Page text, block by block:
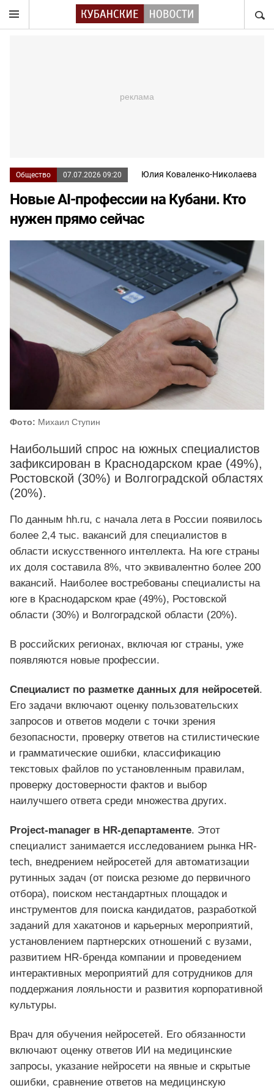
Общество 07.07.2026 09:20 Юлия Коваленко-Николаева
Новые AI-профессии на Кубани. Кто
нужен прямо сейчас
Фото: Михаил Ступин
Наибольший спрос на южных специалистов
зафиксирован в Краснодарском крае (49%),
Ростовской (30%) и Волгоградской областях
(20%).
По данным hh.ru, с начала лета в России появилось
более 2,4 тыс. вакансий для специалистов в
области искусственного интеллекта. На юге страны
их доля составила 8%, что эквивалентно более 200
вакансий. Наиболее востребованы специалисты на
юге в Краснодарском крае (49%), Ростовской
области (30%) и Волгоградской области (20%).
В российских регионах, включая юг страны, уже
появляются новые профессии.
Специалист по разметке данных для нейросетей.
Его задачи включают оценку пользовательских
запросов и ответов модели с точки зрения
безопасности, проверку ответов на стилистические
и грамматические ошибки, классификацию
текстовых файлов по установленным правилам,
проверку достоверности фактов и выбор
наилучшего ответа среди множества других.
Project-manager в HR-департаменте. Этот
специалист занимается исследованием рынка HR-
tech, внедрением нейросетей для автоматизации
рутинных задач (от поиска резюме до первичного
отбора), поиском нестандартных площадок и
инструментов для поиска кандидатов, разработкой
заданий для хакатонов и карьерных мероприятий,
установлением партнерских отношений с вузами,
развитием HR-бренда компании и проведением
интерактивных мероприятий для сотрудников для
поддержания лояльности и развития корпоративной
культуры.
Врач для обучения нейросетей. Его обязанности
включают оценку ответов ИИ на медицинские
запросы, указание нейросети на явные и скрытые
ошибки, сравнение ответов на медицинскую